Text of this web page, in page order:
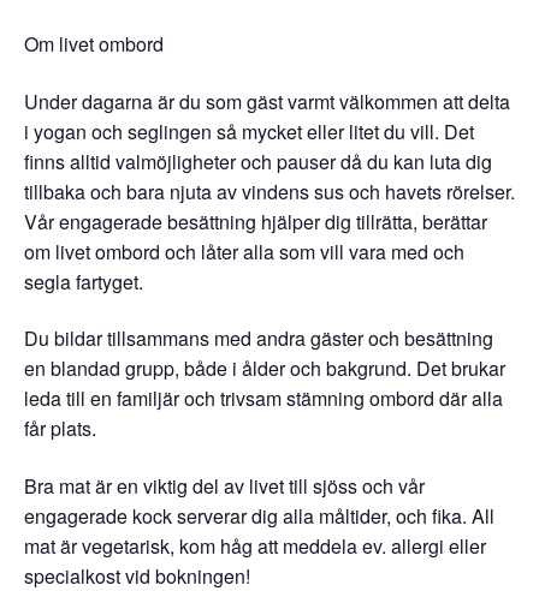
Om livet ombord
Under dagarna är du som gäst varmt välkommen att delta
i yogan och seglingen så mycket eller litet du vill. Det
finns alltid valmöjligheter och pauser då du kan luta dig
tillbaka och bara njuta av vindens sus och havets rörelser.
Vår engagerade besättning hjälper dig tillrätta, berättar
om livet ombord och låter alla som vill vara med och
segla fartyget.
Du bildar tillsammans med andra gäster och besättning
en blandad grupp, både i ålder och bakgrund. Det brukar
leda till en familjär och trivsam stämning ombord där alla
får plats.
Bra mat är en viktig del av livet till sjöss och vår
engagerade kock serverar dig alla måltider, och fika. All
mat är vegetarisk, kom håg att meddela ev. allergi eller
specialkost vid bokningen!